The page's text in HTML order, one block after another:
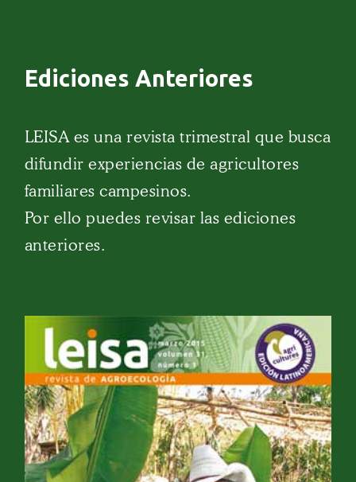
Ediciones Anteriores
LEISA es una revista trimestral que busca
difundir experiencias de agricultores
familiares campesinos.
Por ello puedes revisar las ediciones
anteriores.